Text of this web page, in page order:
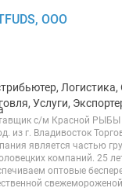
ООО
Логистика,
Услуги,
с/м Красной РЫБЫ
из г. Владивосток
является частью
компаний. 25
оптовые